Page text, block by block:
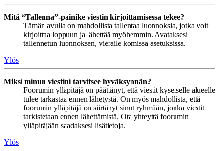
Mitä “Tallenna”-painike viestin kirjoittamisessa tekee?
Tämän avulla on mahdollista tallentaa luonnoksia, jotka voit
kirjoittaa loppuun ja lähettää myöhemmin. Avataksesi
tallennetun luonnoksen, vieraile komissa asetuksissa.
Ylös
Miksi minun viestini tarvitsee hyväksynnän?
Foorumin ylläpitäjä on päättänyt, että viestit kyseiselle alueelle
tulee tarkastaa ennen lähetystä. On myös mahdollista, että
foorumin ylläpitäjä on siirtänyt sinut ryhmään, jonka viestit
tarkistetaan ennen lähettämistä. Ota yhteyttä foorumin
ylläpitäjään saadaksesi lisätietoja.
Ylös